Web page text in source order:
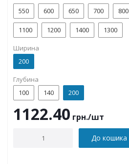
550 600 650 700 800
1100 1200 1400 1300
Ширина
200
Глубина
100
140 200
1122.40 грн./шт
До кошика